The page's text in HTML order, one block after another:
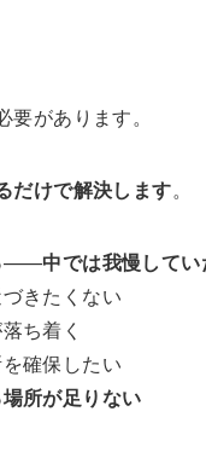
があります。
だけで解決します。
——中では我慢してい
きたくない
ち着く
確保したい
所が足りない